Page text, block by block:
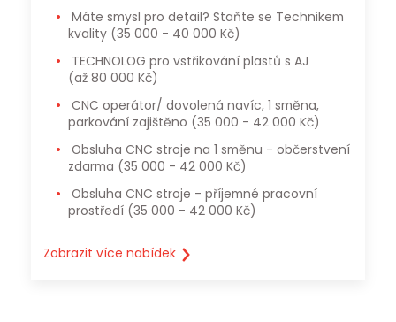
kvality (35 000 - 40 000 Kč)
TECHNOLOG pro vstřikování plastů s AJ
(až 80 000 Kč)
parkování zajištěno (35 000 - 42 000 Kč)
zdarma (35 000 - 42 000 Kč)
prostředí (35 000 - 42 000 Kč)
Zobrazit více nabídek